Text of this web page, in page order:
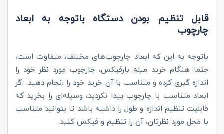
قابل تنظیم بودن دستگاه باتوجه به ابعاد
چارچوب
باتوجه به این که ابعاد چارچوب‌های مختلف، متفاوت است،
حتما هنگام خرید میله بارفیکس، چارچوب مورد نظر خود را
اندازه گیری کرده و متناسب با آن خرید خود را انجام دهید. اگر
ابعاد متناسب با چارچوب پیدا نکردید، وسیله‌ای را بخرید که
قابلیت تنظیم اندازه و طول را داشته باشد تا بتوانید متناسب
با محل مورد نظرتان، آن را تنظیم و فیکس کنید.